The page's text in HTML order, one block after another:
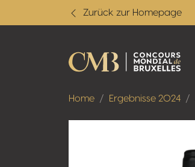
Zurück zur Homepage
Home Ergebnisse 2024